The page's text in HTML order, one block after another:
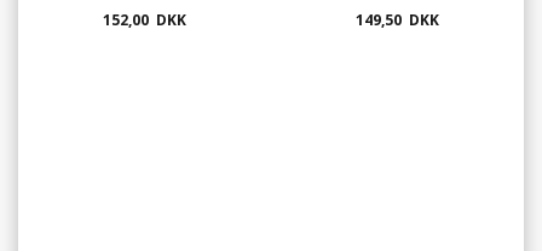
152,00 DKK
sort, hvid, rød, blå el. sølv
149,50 DKK